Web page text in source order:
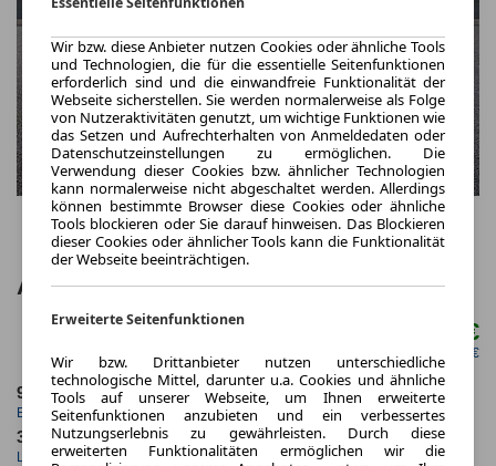
Alfa Romeo Junior Elettrica Veloce
299,00 €
netto mtl. 251,26 €
9.2025
Erstzulassung
5.000,0 km
Jahrliche Fahrleistung
36 Monate
Laufzeit
18 km
Kilometerstand
Wir bzw. diese Anbieter nutzen Cookies oder ähnliche Tools
und Technologien, die für die essentielle Seitenfunktionen
erforderlich sind und die einwandfreie Funktionalität der
Webseite sicherstellen. Sie werden normalerweise als Folge
von Nutzeraktivitäten genutzt, um wichtige Funktionen wie
das Setzen und Aufrechterhalten von Anmeldedaten oder
Datenschutzeinstellungen zu ermöglichen. Die
Verwendung dieser Cookies bzw. ähnlicher Technologien
kann normalerweise nicht abgeschaltet werden. Allerdings
können bestimmte Browser diese Cookies oder ähnliche
Tools blockieren oder Sie darauf hinweisen. Das Blockieren
dieser Cookies oder ähnlicher Tools kann die Funktionalität
der Webseite beeinträchtigen.
Erweiterte Seitenfunktionen
Wir bzw. Drittanbieter nutzen unterschiedliche
technologische Mittel, darunter u.a. Cookies und ähnliche
Tools auf unserer Webseite, um Ihnen erweiterte
Seitenfunktionen anzubieten und ein verbessertes
Nutzungserlebnis zu gewährleisten. Durch diese
erweiterten Funktionalitäten ermöglichen wir die